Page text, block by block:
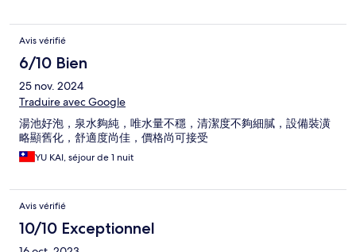
Avis vérifié
6/10 Bien
25 nov. 2024
Traduire avec Google
湯池好泡，泉水夠純，唯水量不穩，清潔度不夠細膩，設備裝潢
略顯舊化，舒適度尚佳，價格尚可接受
YU KAI, séjour de 1 nuit
Avis vérifié
10/10 Exceptionnel